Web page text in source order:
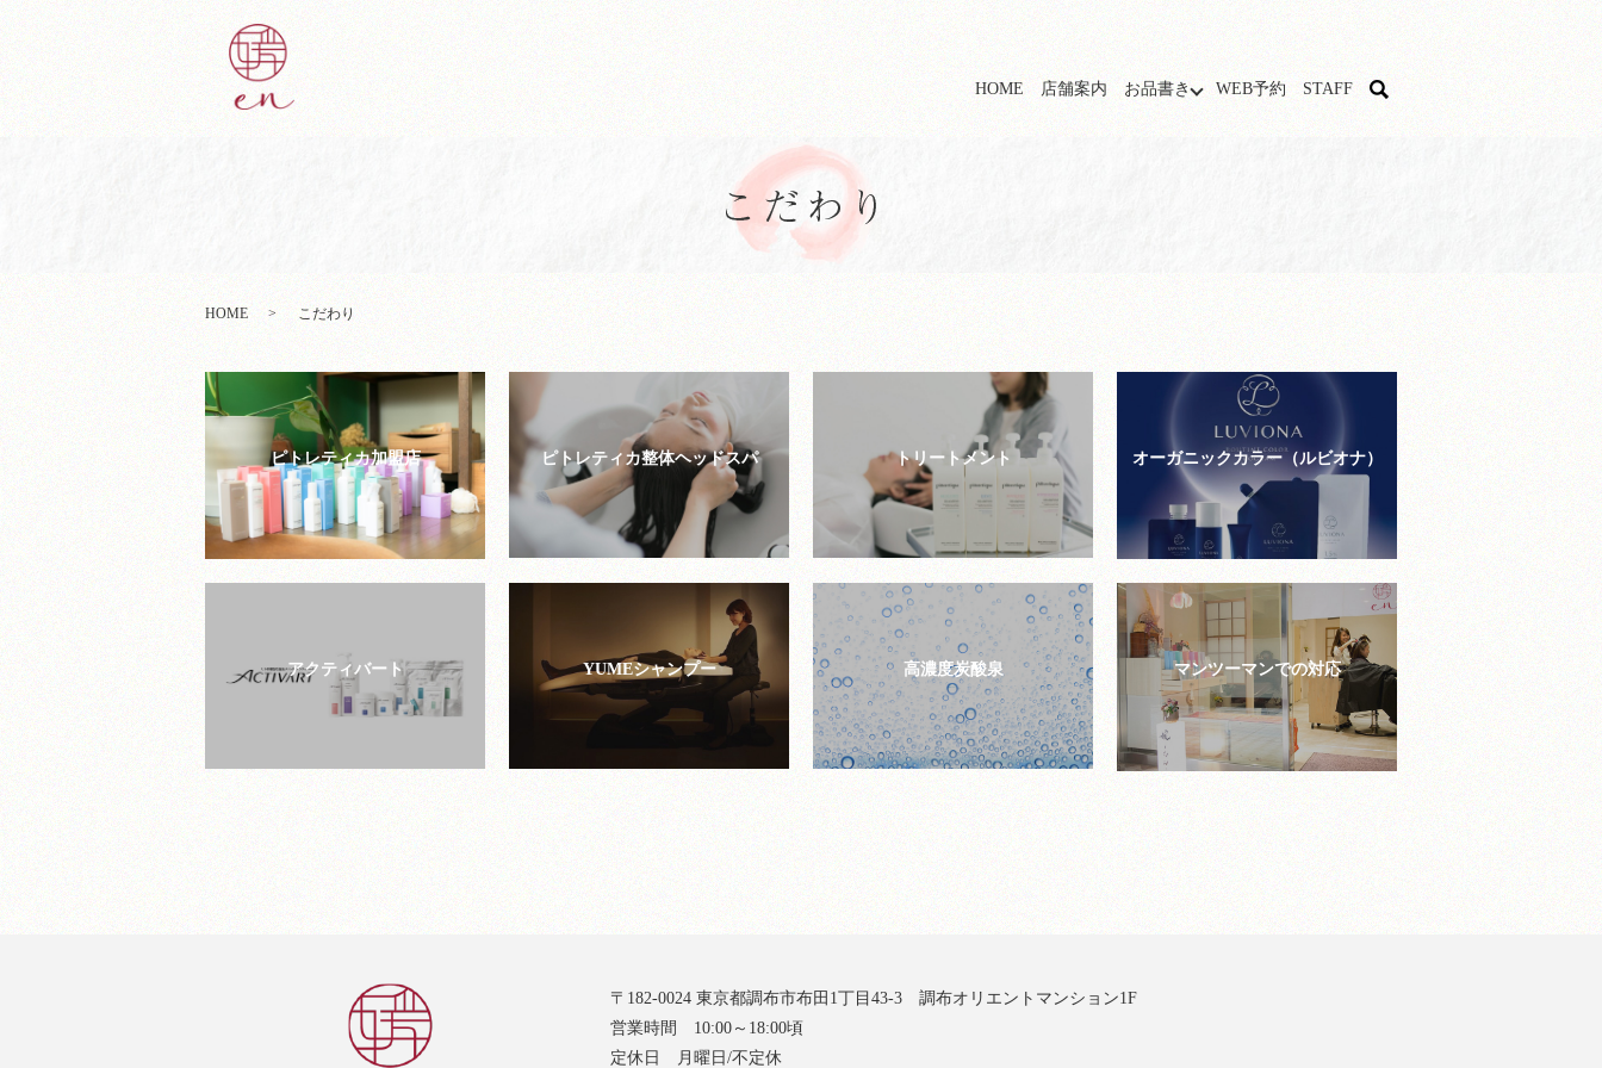
HOME 店舗案内 お品書き WEB予約 STAFF
HOME こだわり
ピトレティカ加盟店 ピトレティカ整体ヘッドスパ トリートメント オーガニックカラー（ルビオナ）
アクティバート YUMEシャンプー 高濃度炭酸泉 マンツーマンでの対応
〒182-0024 東京都調布市布田1丁目43-3 調布オリエントマンション1F
営業時間 10:00～18:00頃
定休日 月曜日/不定休